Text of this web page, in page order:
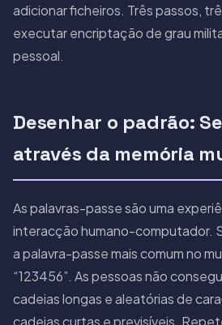
adicionar ficheiros. Três passos,
executar encriptação de grau
pessoal.
Desenhar o padrão:
através da memória
As palavras-passe são uma
interacção humano-computador.
a palavra-passe mais comum no
“123456”. As pessoas não
cadeias longas e aleatórias de
cadeias curtas e previsíveis.